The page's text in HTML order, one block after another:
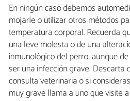
En ningún caso debemos
mojarle o utilizar otros métodos
temperatura corporal. Recuerda
una leve molesta o de una
inmunológico del perro, aunque
ser una infección grave. Descarta
consulta veterinaria o si
muy grave llama a uno que visite